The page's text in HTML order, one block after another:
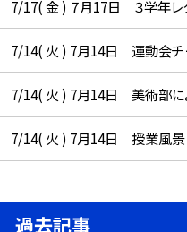
7/17( 金 ) ７月17日 ３学年レ
7/14( 火 ) 7月14日 運動会チ
7/14( 火 ) 7月14日 美術部に
7/14( 火 ) 7月14日 授業風景（
過去記事